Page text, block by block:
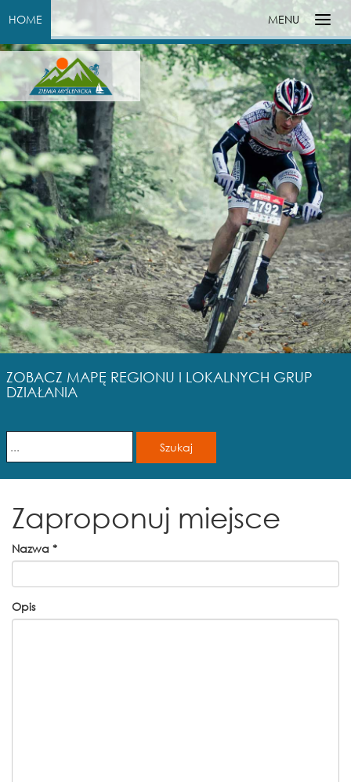
HOME MENU
ZOBACZ MAPĘ REGIONU I LOKALNYCH GRUP
DZIAŁANIA
Zaproponuj miejsce
Nazwa *
Opis